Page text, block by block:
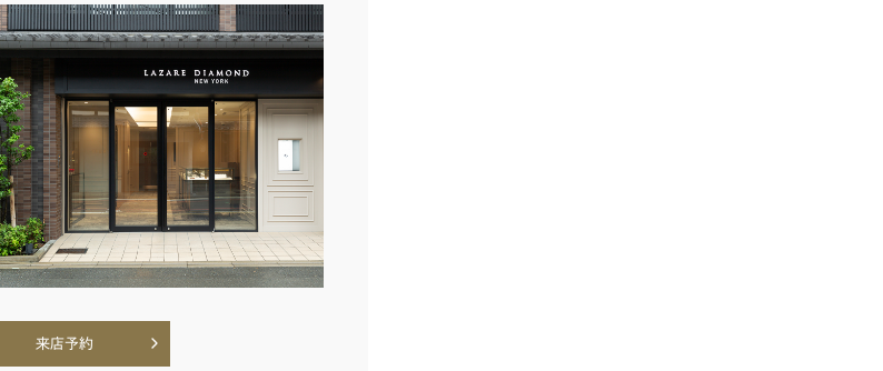
来店予約